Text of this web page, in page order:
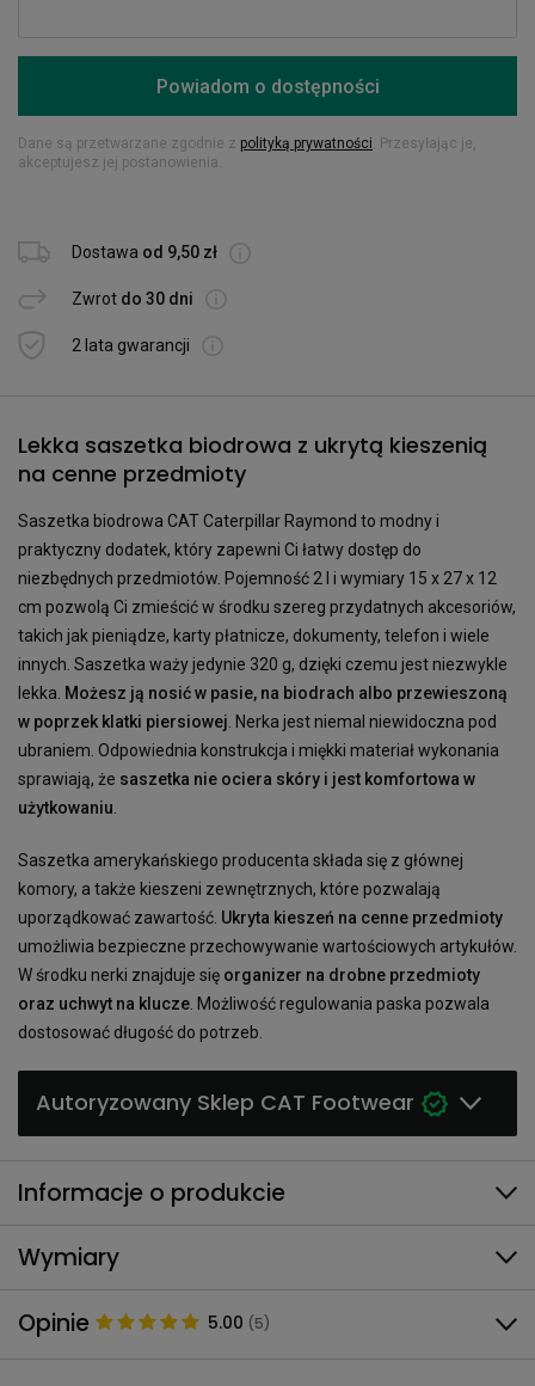
Powiadom o dostępności
Dane są przetwarzane zgodnie z polityką prywatności. Przesyłając je,
akceptujesz jej postanowienia.
Dostawa od 9,50 zł
Zwrot do 30 dni
2 lata gwarancji
Lekka saszetka biodrowa z ukrytą kieszenią
na cenne przedmioty
Saszetka biodrowa CAT Caterpillar Raymond to modny i
praktyczny dodatek, który zapewni Ci łatwy dostęp do
niezbędnych przedmiotów. Pojemność 2 l i wymiary 15 x 27 x 12
cm pozwolą Ci zmieścić w środku szereg przydatnych akcesoriów,
takich jak pieniądze, karty płatnicze, dokumenty, telefon i wiele
innych. Saszetka waży jedynie 320 g, dzięki czemu jest niezwykle
lekka. Możesz ją nosić w pasie, na biodrach albo przewieszoną
w poprzek klatki piersiowej . Nerka jest niemal niewidoczna pod
ubraniem. Odpowiednia konstrukcja i miękki materiał wykonania
sprawiają, że saszetka nie ociera skóry i jest komfortowa w
użytkowaniu
Saszetka amerykańskiego producenta składa się z głównej
komory, a także kieszeni zewnętrznych, które pozwalają
uporządkować zawartość. Ukryta kieszeń na cenne przedmioty
umożliwia bezpieczne przechowywanie wartościowych artykułów.
W środku nerki znajduje się organizer na drobne przedmioty
oraz uchwyt na klucze . Możliwość regulowania paska pozwala
dostosować długość do potrzeb.
Autoryzowany Sklep CAT Footwear
Informacje o produkcie
Wymiary
Opinie 5.00 (5)